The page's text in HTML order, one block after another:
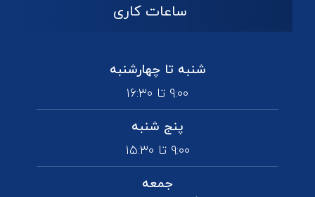
ساعات کاری
شنبه تا چهارشنبه
۹:۰۰ تا ۱۶:۳۰
پنج شنبه
۹:۰۰ تا ۱۵:۳۰
جمعه